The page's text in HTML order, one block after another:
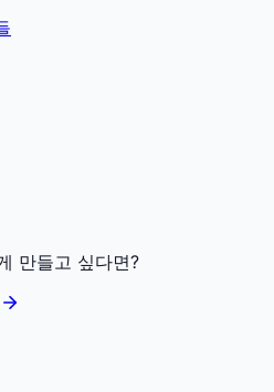
만들고 싶다면?